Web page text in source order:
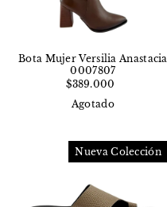
Bota Mujer Versilia Anastacia
0007807
$389.000
Agotado
Nueva Colección